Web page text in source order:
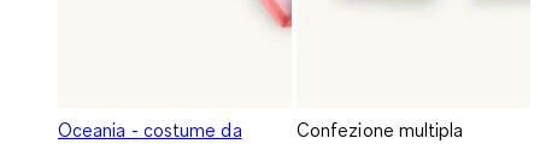
Oceania - costume da
Confezione multipla